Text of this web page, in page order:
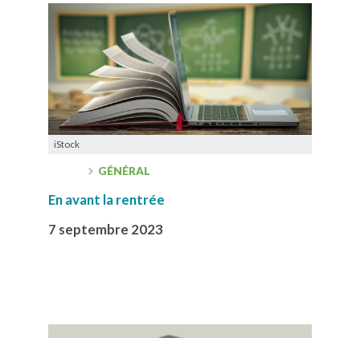
iStock
GÉNÉRAL
En avant la rentrée
7 septembre 2023